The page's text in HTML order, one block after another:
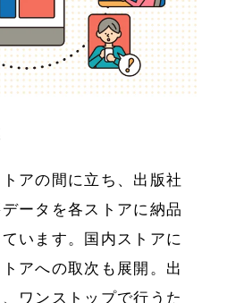
アの間に立ち、出版社
ータを各ストアに納品
います。国内ストアに
アへの取次も展開。出
ワンストップで行うた